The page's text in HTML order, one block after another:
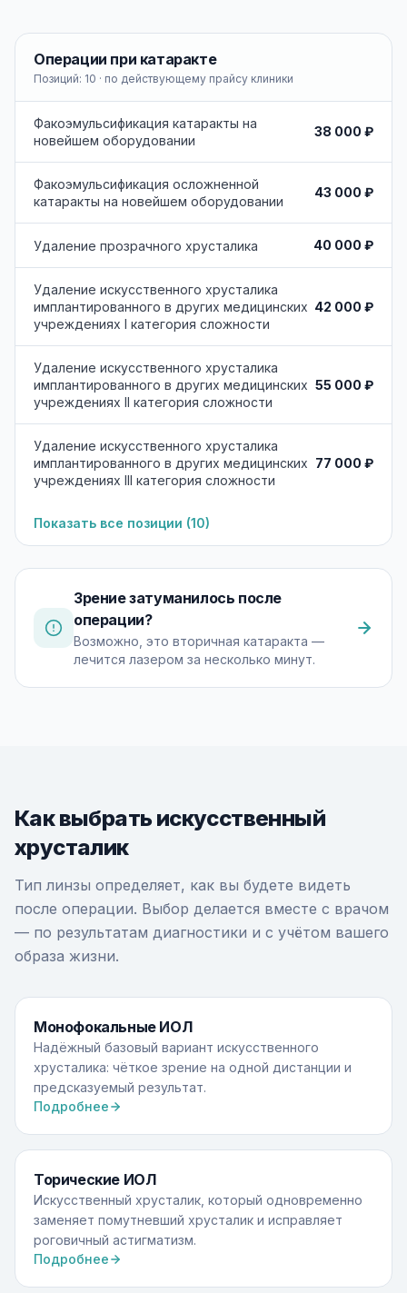
Операции при катаракте
Позиций: 10 · по действующему прайсу клиники
Факоэмульсификация катаракты на
новейшем оборудовании
38 000 ₽
Факоэмульсификация осложненной
катаракты на новейшем оборудовании
43 000 ₽
Удаление прозрачного хрусталика 40 000 ₽
Удаление искусственного хрусталика
имплантированного в других медицинских
учреждениях I категория сложности
42 000 ₽
Удаление искусственного хрусталика
имплантированного в других медицинских
учреждениях II категория сложности
55 000 ₽
Удаление искусственного хрусталика
имплантированного в других медицинских
учреждениях III категория сложности
77 000 ₽
Показать все позиции (10)
Зрение затуманилось после
операции?
Возможно, это вторичная катаракта —
лечится лазером за несколько минут.
Как выбрать искусственный
хрусталик
Тип линзы определяет, как вы будете видеть
после операции. Выбор делается вместе с врачом
— по результатам диагностики и с учётом вашего
образа жизни.
Монофокальные ИОЛ
Надёжный базовый вариант искусственного
хрусталика: чёткое зрение на одной дистанции и
предсказуемый результат.
Подробнее
Торические ИОЛ
Искусственный хрусталик, который одновременно
заменяет помутневший хрусталик и исправляет
роговичный астигматизм.
Подробнее